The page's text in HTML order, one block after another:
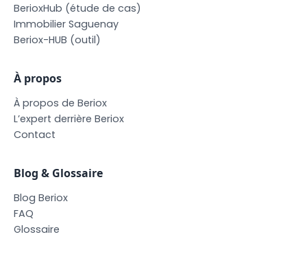
BerioxHub (étude de cas)
Immobilier Saguenay
Beriox-HUB (outil)
À propos
À propos de Beriox
L’expert derrière Beriox
Contact
Blog & Glossaire
Blog Beriox
FAQ
Glossaire